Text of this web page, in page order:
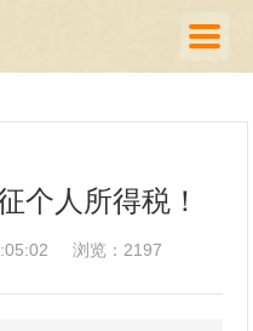
个人所得税！
浏览：2197